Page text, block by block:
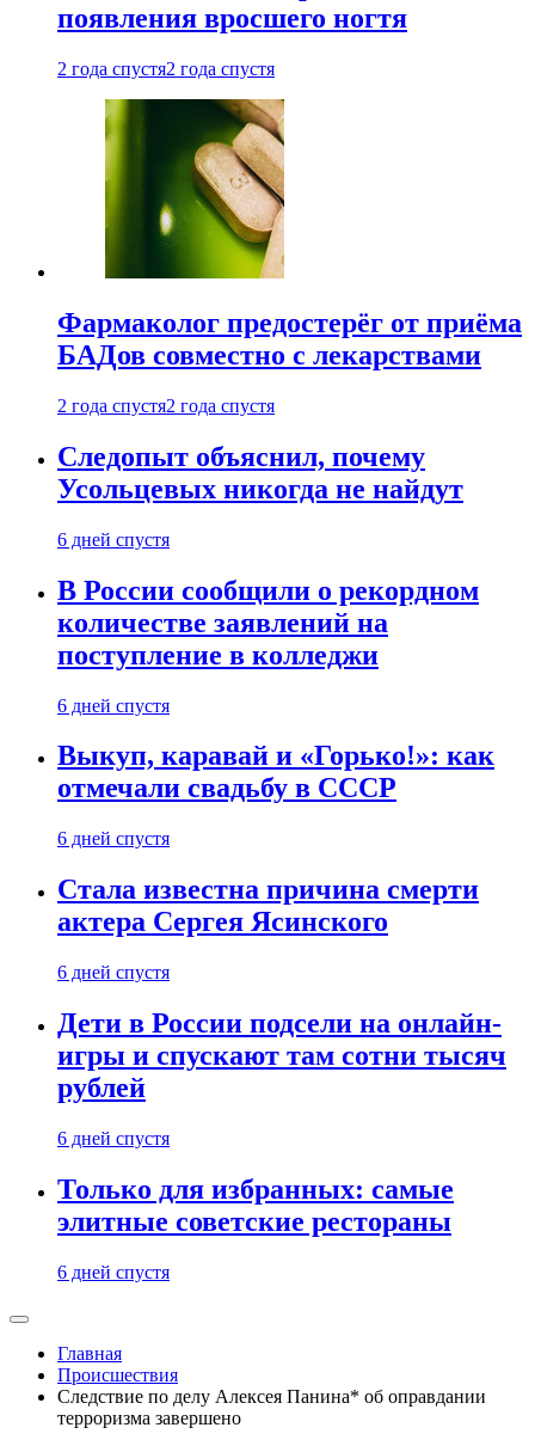
появления вросшего ногтя
2 года спустя2 года спустя
Фармаколог предостерёг от приёма
БАДов совместно с лекарствами
2 года спустя2 года спустя
Следопыт объяснил, почему
Усольцевых никогда не найдут
6 дней спустя
В России сообщили о рекордном
количестве заявлений на
поступление в колледжи
6 дней спустя
Выкуп, каравай и «Горько!»: как
отмечали свадьбу в СССР
6 дней спустя
Стала известна причина смерти
актера Сергея Ясинского
6 дней спустя
Дети в России подсели на онлайн-
игры и спускают там сотни тысяч
рублей
6 дней спустя
Только для избранных: самые
элитные советские рестораны
6 дней спустя
Главная
Происшествия
Следствие по делу Алексея Панина* об оправдании
терроризма завершено